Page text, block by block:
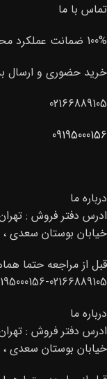
تماس با ما
100% ضمانت عملکرد محصولات
خرید حضوری و ارسال
02166889105
09195000156
درباره ما
ادرس دفتر فروش :
خیابان بوستان سعدی ، پلاک
02166889105-09195000156
درباره ما
ادرس دفتر فروش :
خیابان بوستان سعدی ، پلاک